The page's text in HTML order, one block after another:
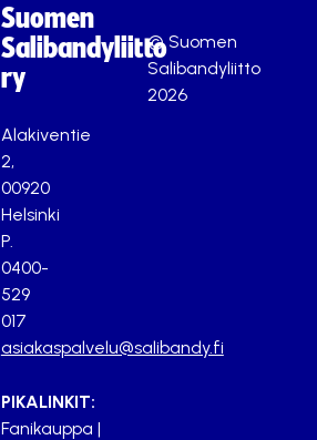
Suomen
Salibandyliitto
ry
Alakiventie
2,
00920
Helsinki
P.
0400-
529
017
asiakaspalvelu@salibandy.fi
PIKALINKIT:
Fanikauppa |
© Suomen
Salibandyliitto
2026